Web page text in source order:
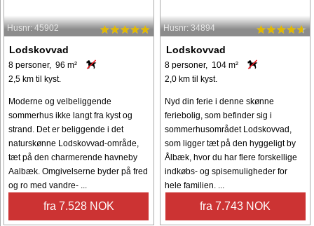
Husnr: 45902
Lodskovvad
8 personer, 96 m²
2,5 km til kyst.
Moderne og velbeliggende
sommerhus ikke langt fra kyst og
strand. Det er beliggende i det
naturskønne Lodskovvad-område,
tæt på den charmerende havneby
Aalbæk. Omgivelserne byder på fred
og ro med vandre- ...
fra 7.528 NOK
Husnr: 34894
Lodskovvad
8 personer, 104 m²
2,0 km til kyst.
Nyd din ferie i denne skønne
feriebolig, som befinder sig i
sommerhusområdet Lodskovvad,
som ligger tæt på den hyggeligt by
Ålbæk, hvor du har flere forskellige
indkøbs- og spisemuligheder for
hele familien. ...
fra 7.743 NOK